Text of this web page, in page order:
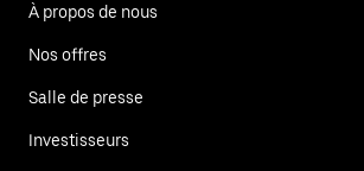
À propos de nous
Nos offres
Salle de presse
Investisseurs